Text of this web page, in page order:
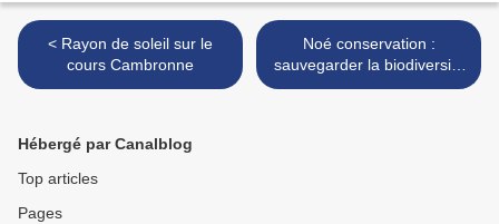
< Rayon de soleil sur le
cours Cambronne
Noé conservation :
sauvegarder la biodiversité
>
Hébergé par Canalblog
Top articles
Pages